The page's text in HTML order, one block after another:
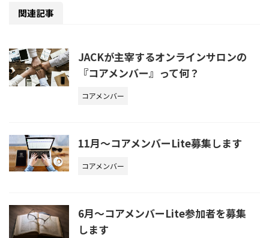
関連記事
JACKが主宰するオンラインサロンの
『コアメンバー』って何？
コアメンバー
11月〜コアメンバーLite募集します
コアメンバー
6月〜コアメンバーLite参加者を募集
します